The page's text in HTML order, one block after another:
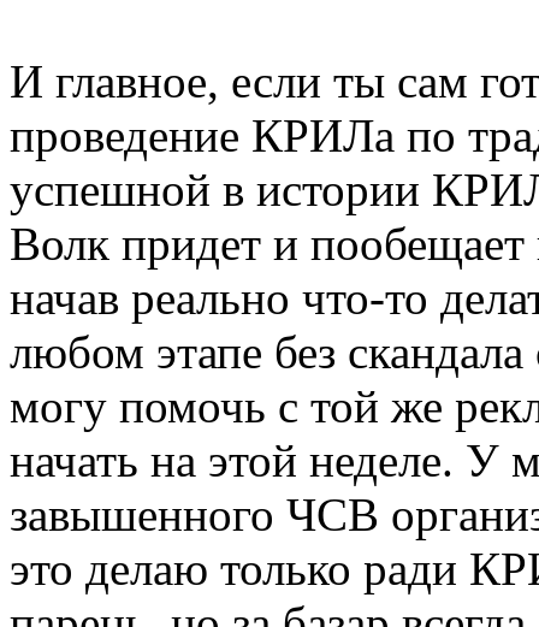
И главное, если ты сам
проведение КРИЛа по
успешной в истории
Волк придет и пообещает
начав реально что-то
любом этапе без
могу помочь с той же
начать на этой неделе. У
завышенного ЧСВ
это делаю только ради